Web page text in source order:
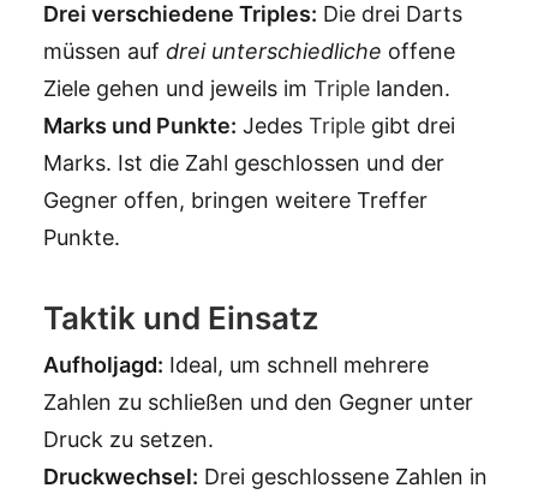
Drei verschiedene Triples: Die drei Darts
müssen auf drei unterschiedliche offene
Ziele gehen und jeweils im Triple landen.
Marks und Punkte: Jedes Triple gibt drei
Marks. Ist die Zahl geschlossen und der
Gegner offen, bringen weitere Treffer
Punkte.
Taktik und Einsatz
Aufholjagd: Ideal, um schnell mehrere
Zahlen zu schließen und den Gegner unter
Druck zu setzen.
Druckwechsel: Drei geschlossene Zahlen in